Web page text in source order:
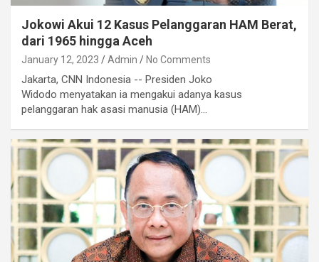
Jokowi Akui 12 Kasus Pelanggaran HAM Berat,
dari 1965 hingga Aceh
January 12, 2023 Admin No Comments
Jakarta, CNN Indonesia -- Presiden Joko
Widodo menyatakan ia mengakui adanya kasus
pelanggaran hak asasi manusia (HAM)…